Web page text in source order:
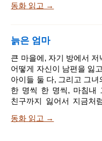
다. 그는 시도해보았고 열
지 기다려야 합니다. 그러
입니다.
기는 것을 도와주었습니다
했지만, 처음에 엄마는 그
습니다. 마침내, 그녀는 집
와서 엄마에게 그 아름다
에게 장미를 주었고 장미
때, 그 아이가 다시 돌아
다. 엄마는 장미를 물에 넣
날 아침, 그녀는 침대에서
니다. 엄마가 침대로 가서
동화 읽고 →
늙은 엄마
큰 마을에, 자기 방에서 저
어떻게 자신이 남편을 잃
아이들 둘 다, 그리고 그녀
한 명씩 한 명씩, 마침내
친구까지 잃어서 지금처
다. 그녀는 너무 슬펐고 그
동화 읽고 →